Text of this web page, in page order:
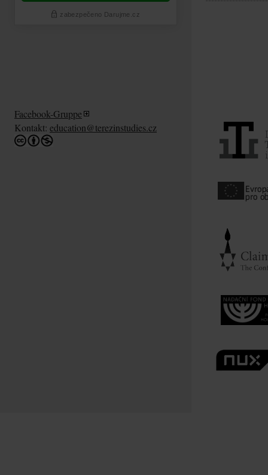
Facebook-Gruppe
Kontakt: education@terezinstudies.cz